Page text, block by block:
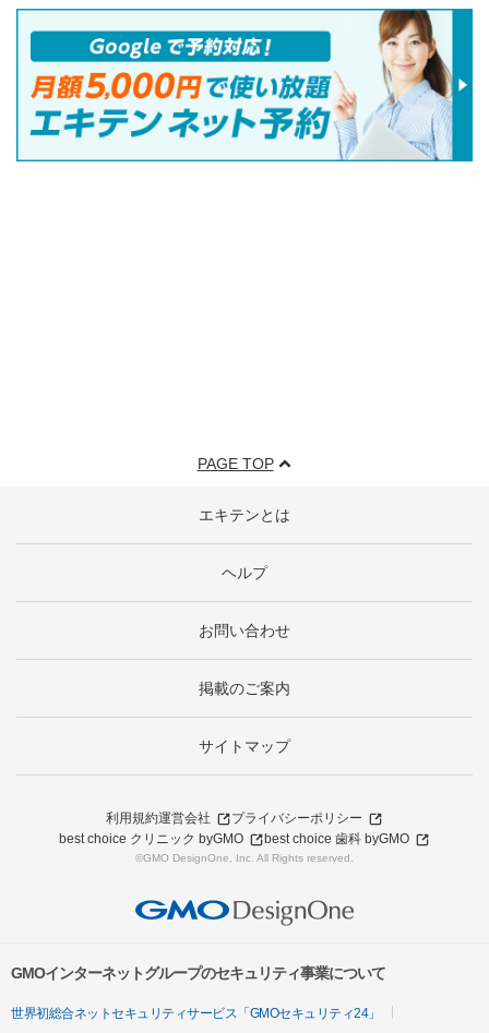
PAGE TOP
エキテンとは
ヘルプ
お問い合わせ
掲載のご案内
サイトマップ
利用規約運営会社
プライバシーポリシー
best choice クリニック byGMO
best choice 歯科 byGMO
©GMO DesignOne, Inc. All Rights reserved.
GMOインターネットグループのセキュリティ事業について
世界初総合ネットセキュリティサービス「GMOセキュリティ24」